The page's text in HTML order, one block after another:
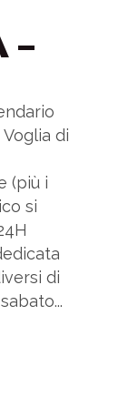
–
di
(più i
si
di